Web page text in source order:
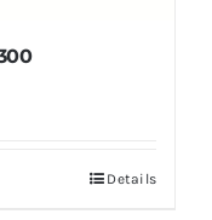
Details